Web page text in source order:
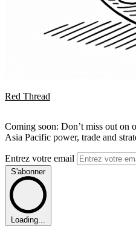
Red Thread
Coming soon: Don’t miss out
Asia Pacific power, trade and
Entrez votre email
S'abonner
Loading...